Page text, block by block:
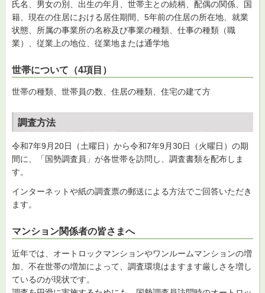
氏名、男女の別、出生の年月、世帯主との続柄、配偶の関係、国
籍、現在の住居における居住期間、5年前の住居の所在地、就業
状態、所属の事業所の名称及び事業の種類、仕事の種類（職
業）、従業上の地位、従業地または通学地
世帯について（4項目）
世帯の種類、世帯員の数、住居の種類、住宅の建て方
調査方法
令和7年9月20日（土曜日）から令和7年9月30日（火曜日）の期
間に、「国勢調査員」が各世帯を訪問し、調査書類を配布しま
す。
インターネットや紙の調査票の郵送による方法でご回答いただき
ます。
マンション関係者の皆さまへ
近年では、オートロックマンションやワンルームマンションの増
加、不在世帯の増加によって、調査環境はますます厳しさを増し
ているのが現状です。